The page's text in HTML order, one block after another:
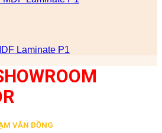
Laminate P1
VĂN ĐỒNG